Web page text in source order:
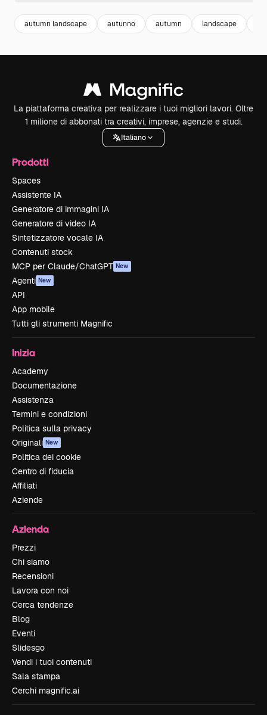
autumn landscape autunno autumn landscape
La piattaforma creativa per realizzare i tuoi migliori lavori. Oltre
1 milione di abbonati tra creativi, imprese, agenzie e studi.
Italiano
Prodotti
Spaces
Assistente IA
Generatore di immagini IA
Generatore di video IA
Sintetizzatore vocale IA
Contenuti stock
MCP per Claude/ChatGPT New
Agenti New
API
App mobile
Tutti gli strumenti Magnific
Inizia
Academy
Documentazione
Assistenza
Termini e condizioni
Politica sulla privacy
Originali New
Politica dei cookie
Centro di fiducia
Affiliati
Aziende
Azienda
Prezzi
Chi siamo
Recensioni
Lavora con noi
Cerca tendenze
Blog
Eventi
Slidesgo
Vendi i tuoi contenuti
Sala stampa
Cerchi magnific.ai